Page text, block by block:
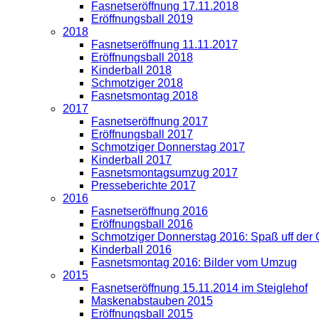
Fasnetseröffnung 17.11.2018
Eröffnungsball 2019
2018
Fasnetseröffnung 11.11.2017
Eröffnungsball 2018
Kinderball 2018
Schmotziger 2018
Fasnetsmontag 2018
2017
Fasnetseröffnung 2017
Eröffnungsball 2017
Schmotziger Donnerstag 2017
Kinderball 2017
Fasnetsmontagsumzug 2017
Presseberichte 2017
2016
Fasnetseröffnung 2016
Eröffnungsball 2016
Schmotziger Donnerstag 2016: Spaß uff der
Kinderball 2016
Fasnetsmontag 2016: Bilder vom Umzug
2015
Fasnetseröffnung 15.11.2014 im Steiglehof
Maskenabstauben 2015
Eröffnungsball 2015